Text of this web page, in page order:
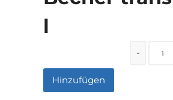
l
-
Hinzufügen